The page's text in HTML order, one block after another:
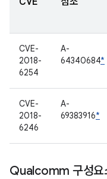
CVE-
2018-
6254
A-
64340684*
CVE-
2018-
6246
A-
69383916*
Qualcomm 구성요